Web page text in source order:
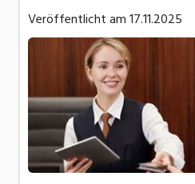
Veröffentlicht am17.11.2025